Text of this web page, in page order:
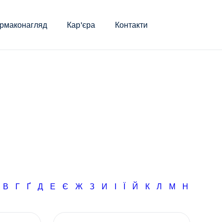
Кар'єра Контакти
В Г Ґ Д Е Є Ж З И І Ї Й К Л М Н